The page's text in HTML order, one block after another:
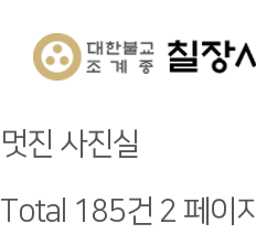
멋진 사진실
Total 185건 2 페이지